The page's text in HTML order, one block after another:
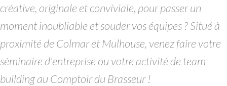
créative, originale et conviviale, pour passer un
moment inoubliable et souder vos équipes ? Situé à
proximité de Colmar et Mulhouse, venez faire votre
séminaire d'entreprise ou votre activité de team
building au Comptoir du Brasseur !